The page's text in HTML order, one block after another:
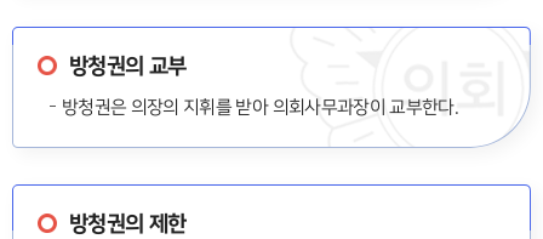
방청권의 교부
방청권은 의장의 지휘를 받아 의회사무과장이 교부한다.
방청권의 제한